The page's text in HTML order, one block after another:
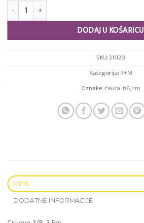
Čaura FI 6 količina
DODAJ U KOŠARICU
SKU:31020
Kategorija:R+M
Oznake:čaura,fi6,rm
OPIS
DODATNE INFORMACIJE